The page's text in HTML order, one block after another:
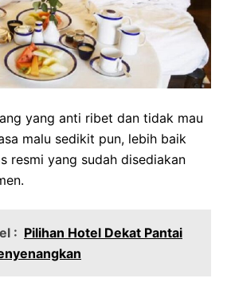
yang anti ribet dan tidak mau
malu sedikit pun, lebih baik
resmi yang sudah disediakan
: Pilihan Hotel Dekat Pantai